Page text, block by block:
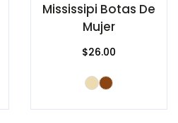
Mississipi Botas De
Mujer
$26.00